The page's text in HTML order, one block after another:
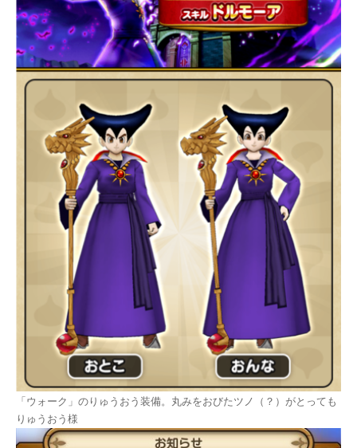
「ウォーク」のりゅうおう装備。丸みをおびたツノ（？）がとっても
りゅうおう様